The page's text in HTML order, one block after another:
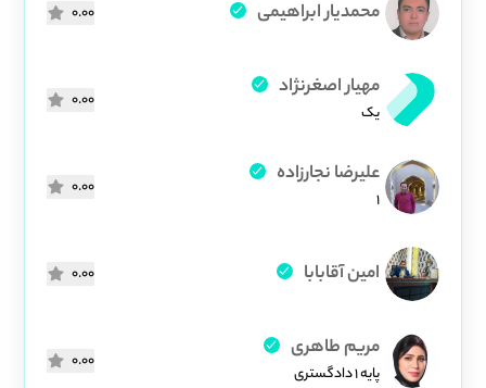
محمدیار ابراهیمی 0.00
مهیار اصغرنژاد
یک
0.00
علیرضا نجارزاده
1
0.00
امین آقابابا 0.00
مریم طاهری
پایه ۱ دادگستری
0.00